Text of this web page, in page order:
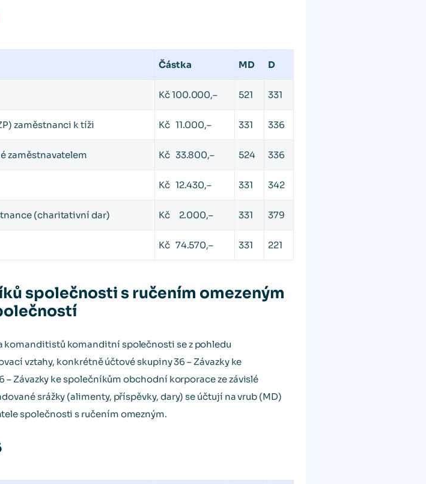
Částka MD D
Kč 100.000,– 521 331
zaměstnanci k tíži Kč 11.000,– 331 336
zaměstnavatelem Kč 33.800,– 524 336
Kč 12.430,– 331 342
(charitativní dar) Kč 2.000,– 331 379
Kč 74.570,– 331 221
společnosti s ručením omezeným
komanditistů komanditní společnosti se z pohledu
vztahy, konkrétně účtové skupiny 36 – Závazky ke
Závazky ke společníkům obchodní korporace ze závislé
srážky (alimenty, příspěvky, dary) se účtují na vrub (MD)
společnosti s ručením omezným.